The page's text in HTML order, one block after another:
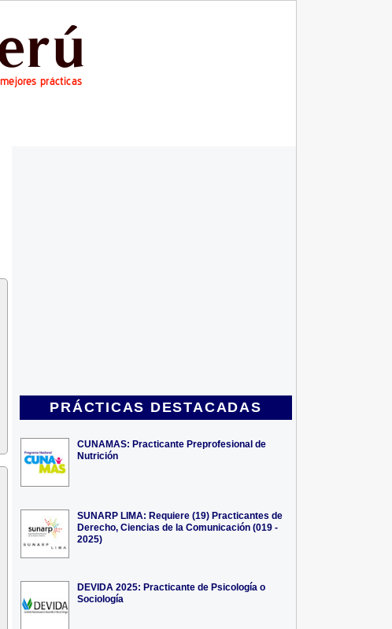
PRÁCTICAS DESTACADAS
CUNAMAS: Practicante Preprofesional de
Nutrición
SUNARP LIMA: Requiere (19) Practicantes de
Derecho, Ciencias de la Comunicación (019 -
2025)
DEVIDA 2025: Practicante de Psicología o
Sociología